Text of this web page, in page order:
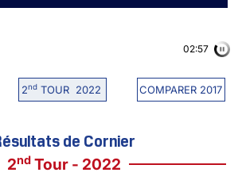
2ndTOUR 2022 COMPARER 2017
02:56
de Cornier
2ndTour - 2022